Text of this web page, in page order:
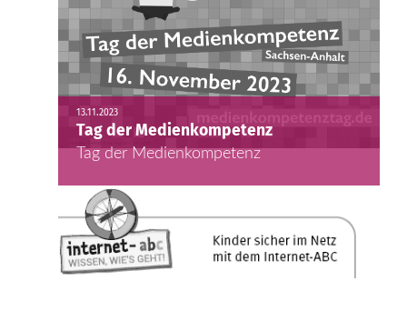
13.11.2023
Tag der Medienkompetenz
Tag der Medienkompetenz